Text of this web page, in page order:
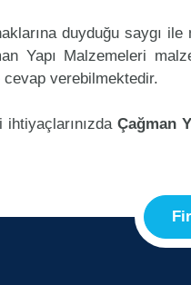
duyduğu saygı
Yapı Malzemeleri
verebilmektedir.
Çağman